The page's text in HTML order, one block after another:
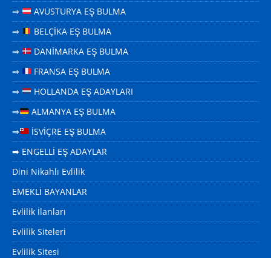
⇒
AVUSTURYA EŞ BULMA
⇒
BELÇİKA EŞ BULMA
⇒
DANİMARKA EŞ BULMA
⇒
FRANSA EŞ BULMA
⇒
HOLLANDA EŞ ADAYLARI
⇒
ALMANYA EŞ BULMA
⇒
İSVİÇRE EŞ BULMA
➡ ENGELLİ EŞ ADAYLAR
Dini Nikahlı Evlilik
EMEKLİ BAYANLAR
Evlilik İlanları
Evlilik Siteleri
Evlilik Sitesi